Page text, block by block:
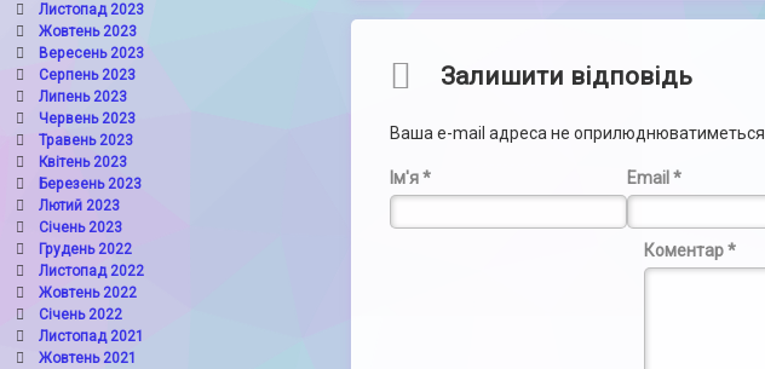
Comments
Залишити відповідь
Ваша e-mail адреса не оприлюднюватиметься.
Ім'я* Email *
Коментар*
Листопад 2023
Жовтень 2023
Вересень 2023
Серпень 2023
Липень 2023
Червень 2023
Травень 2023
Квітень 2023
Березень 2023
Лютий 2023
Січень 2023
Грудень 2022
Листопад 2022
Жовтень 2022
Січень 2022
Листопад 2021
Жовтень 2021